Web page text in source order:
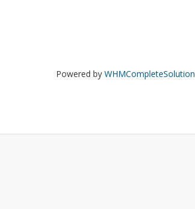
Powered by WHMCompleteSolution